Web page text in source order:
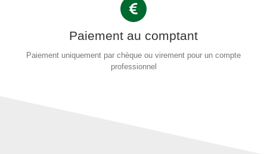
Paiement au comptant
Paiement uniquement par chèque ou virement pour un compte
professionnel